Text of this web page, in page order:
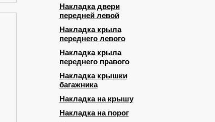
Накладка двери
передней левой
Накладка крыла
переднего левого
Накладка крыла
переднего правого
Накладка крышки
багажника
Накладка на крышу
Накладка на порог